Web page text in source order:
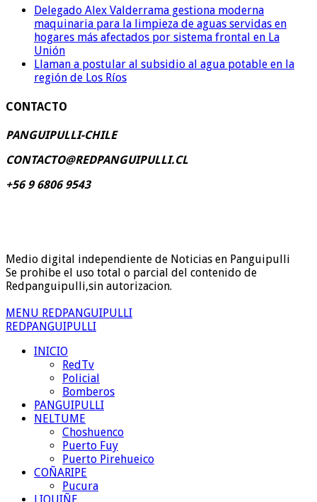
Delegado Alex Valderrama gestiona moderna
maquinaria para la limpieza de aguas servidas en
hogares más afectados por sistema frontal en La
Unión
Llaman a postular al subsidio al agua potable en la
región de Los Ríos
CONTACTO
PANGUIPULLI-CHILE
CONTACTO@REDPANGUIPULLI.CL
+56 9 6806 9543
Medio digital independiente de Noticias en Panguipulli
Se prohibe el uso total o parcial del contenido de
Redpanguipulli,sin autorizacion.
MENU REDPANGUIPULLI
REDPANGUIPULLI
INICIO
RedTv
Policial
Bomberos
PANGUIPULLI
NELTUME
Choshuenco
Puerto Fuy
Puerto Pirehueico
COÑARIPE
Pucura